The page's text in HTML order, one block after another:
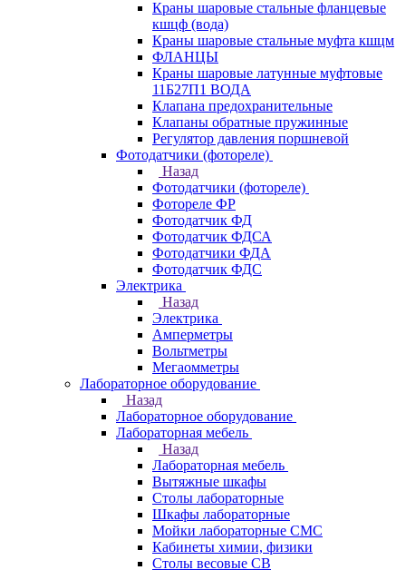
Краны шаровые стальные фланцевые
кшцф (вода)
Краны шаровые стальные муфта кшцм
ФЛАНЦЫ
Краны шаровые латунные муфтовые
11Б27П1 ВОДА
Клапана предохранительные
Клапаны обратные пружинные
Регулятор давления поршневой
Фотодатчики (фотореле)
Назад
Фотодатчики (фотореле)
Фотореле ФР
Фотодатчик ФД
Фотодатчик ФДСА
Фотодатчики ФДА
Фотодатчик ФДС
Электрика
Назад
Электрика
Амперметры
Вольтметры
Мегаомметры
Лабораторное оборудование
Назад
Лабораторное оборудование
Лабораторная мебель
Назад
Лабораторная мебель
Вытяжные шкафы
Столы лабораторные
Шкафы лабораторные
Мойки лабораторные СМС
Кабинеты химии, физики
Столы весовые СВ